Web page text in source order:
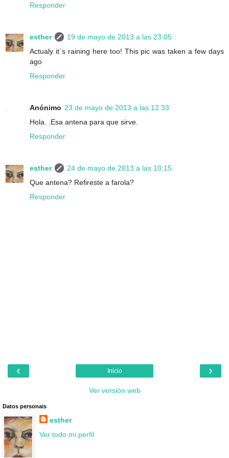
Responder
esther
19 de mayo de 2013 a las 23:05
Actualy it´s raining here too! This pic was taken a few days
ago
Responder
Anónimo 23 de mayo de 2013 a las 12:33
Hola. .Esa antena para que sirve.
Responder
esther
24 de mayo de 2013 a las 10:15
Que antena? Refireste a farola?
Responder
‹ ›
Inicio
Ver versión web
Datos personais
esther
Ver todo mi perfil